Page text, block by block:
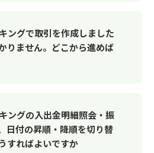
ングで取引を作成しました
りません。どこから進めば
ングの入出金明細照会・振
日付の昇順・降順を切り替
すればよいですか